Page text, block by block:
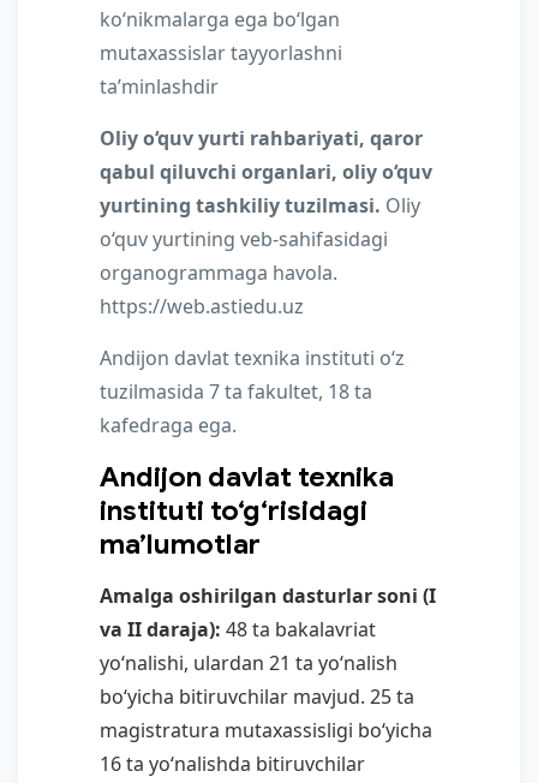
ko‘nikmalarga ega bo‘lgan
mutaxassislar tayyorlashni
ta’minlashdir
Oliy o‘quv yurti rahbariyati, qaror
qabul qiluvchi organlari, oliy o‘quv
yurtining tashkiliy tuzilmasi. Oliy
o‘quv yurtining veb-sahifasidagi
organogrammaga havola.
https://web.astiedu.uz
Andijon davlat texnika instituti oʻz
tuzilmasida 7 ta fakultet, 18 ta
kafedraga ega.
Andijon davlat texnika
instituti to‘g‘risidagi
ma’lumotlar
Amalga oshirilgan dasturlar soni (I
va II daraja): 48 ta bakalavriat
yo‘nalishi, ulardan 21 ta yo‘nalish
bo‘yicha bitiruvchilar mavjud. 25 ta
magistratura mutaxassisligi bo‘yicha
16 ta yo‘nalishda bitiruvchilar